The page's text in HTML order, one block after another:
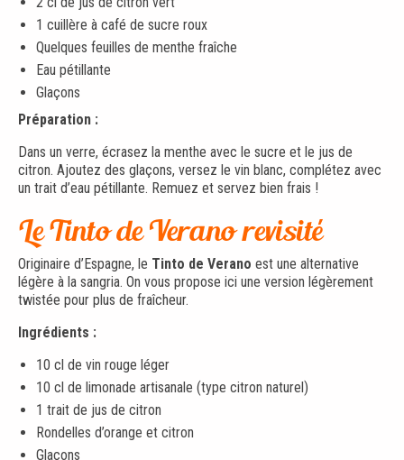
1 cuillère à café de sucre roux
Quelques feuilles de menthe fraîche
Eau pétillante
Glaçons
Préparation :
Dans un verre, écrasez la menthe avec le sucre et le jus de
citron. Ajoutez des glaçons, versez le vin blanc, complétez avec
un trait d’eau pétillante. Remuez et servez bien frais !
Le Tinto de Verano revisité
Originaire d’Espagne, le Tinto de Verano est une alternative
légère à la sangria. On vous propose ici une version légèrement
twistée pour plus de fraîcheur.
Ingrédients :
10 cl de vin rouge léger
10 cl de limonade artisanale (type citron naturel)
1 trait de jus de citron
Rondelles d’orange et citron
Glaçons